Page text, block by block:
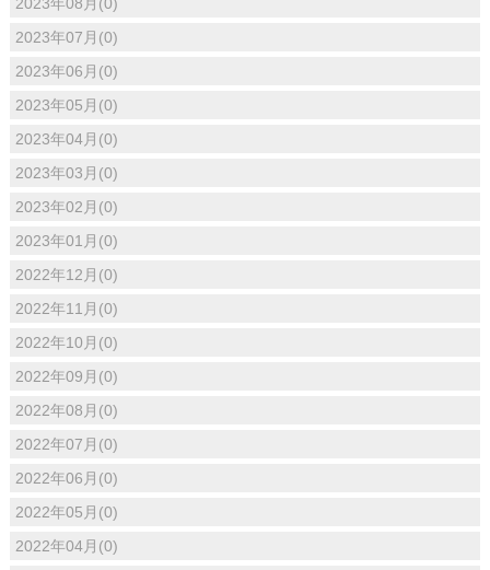
2023年07月(0)
2023年06月(0)
2023年05月(0)
2023年04月(0)
2023年03月(0)
2023年02月(0)
2023年01月(0)
2022年12月(0)
2022年11月(0)
2022年10月(0)
2022年09月(0)
2022年08月(0)
2022年07月(0)
2022年06月(0)
2022年05月(0)
2022年04月(0)